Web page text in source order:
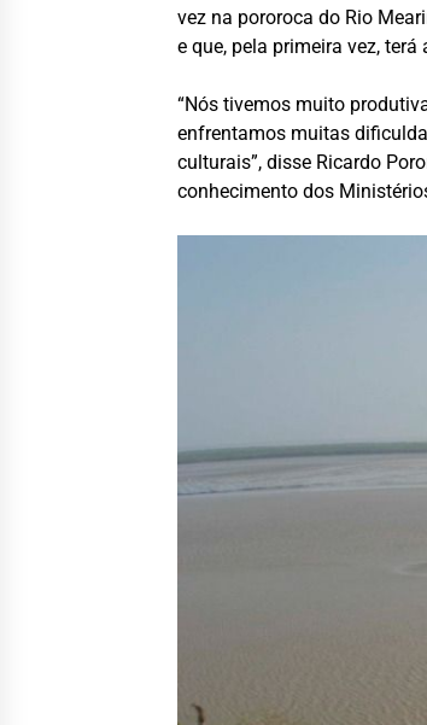
vez na pororoca do Rio
e que, pela primeira vez,
“Nós tivemos muito
enfrentamos muitas
culturais”, disse Ricardo
conhecimento dos